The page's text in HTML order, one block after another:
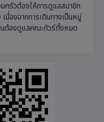
ครัวต้องให้การดูแลสมาชิก
นื่องจากการเดินทางเป็นหมู่
นต้องดูแลคณะทัวร์ทั้งหมด